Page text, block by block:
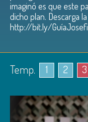
imaginó es que este
dicho plan. Descarga
http://bit.ly/
Temp. 1 2 3